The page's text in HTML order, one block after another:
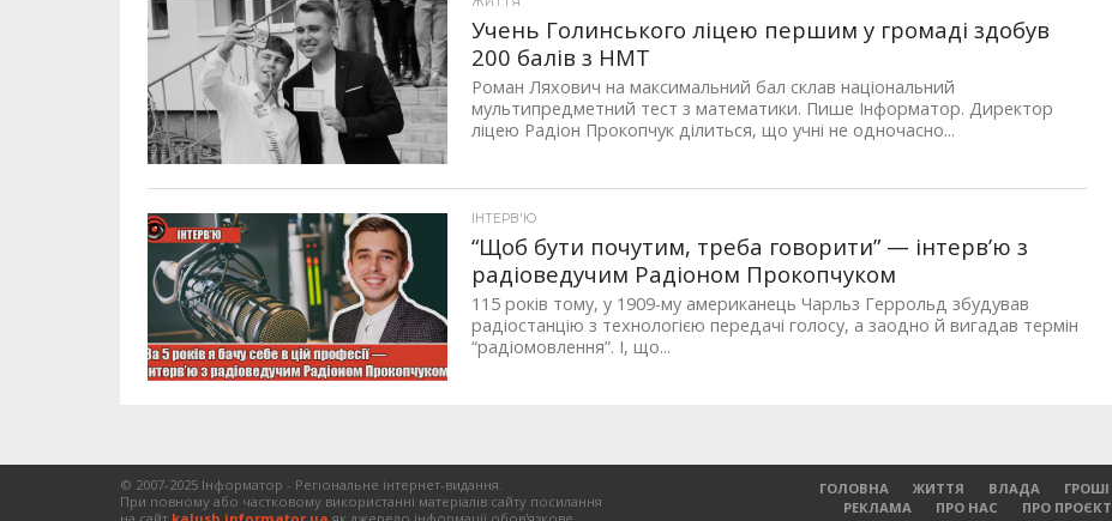
Учень Голинського ліцею першим у громаді здобув
200 балів з НМТ
Роман Ляхович на максимальний бал склав національний
мультипредметний тест з математики. Пише Інформатор. Директор
ліцею Радіон Прокопчук ділиться, що учні не одночасно...
ІНТЕРВ'Ю
“Щоб бути почутим, треба говорити” — інтерв’ю з
радіоведучим Радіоном Прокопчуком
115 років тому, у 1909-му американець Чарльз Геррольд збудував
радіостанцію з технологією передачі голосу, а заодно й вигадав термін
“радіомовлення”. І, що...
ГОЛОВНА ЖИТТЯ ВЛАДА ГРОШІ
РЕКЛАМА
ПРО НАС ПРО ПРОЄКТ
© 2007-2025 Інформатор - Регіональне інтернет-видання.
При повному або частковому використанні матеріалів сайту посилання